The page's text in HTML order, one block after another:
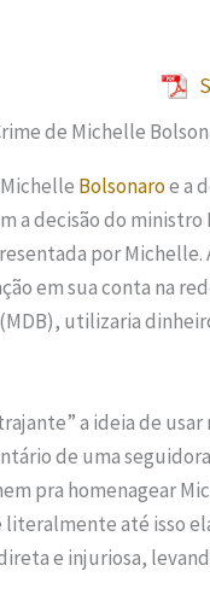
Bolsonaroe a
a decisão do ministro
por Michelle.
em sua conta na
utilizaria
a ideia de
de uma
pra homenagear
até isso
e injuriosa,